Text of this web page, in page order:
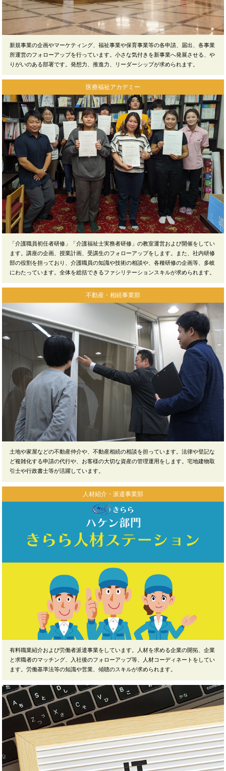
新規事業の企画やマーケティング、福祉事業や保育事業等の各申請、届出、各事業
所運営のフォローアップを行っています。小さな気付きを新事業へ発展させる、や
りがいのある部署です。発想力、推進力、リーダーシップが求められます。
医療福祉アカデミー
「介護職員初任者研修」「介護福祉士実務者研修」の教室運営および開催をしてい
ます。講座の企画、授業計画、受講生のフォローアップをします。また、社内研修
部の役割を担っており、介護職員の知識や技術の相談や、各種研修の企画等、多岐
にわたっています。全体を総括できるファシリテーションスキルが求められます。
不動産・相続事業部
土地や家屋などの不動産仲介や、不動産相続の相談を担っています。法律や登記な
ど複雑化する申請の代行や、お客様の大切な資産の管理運用をします。宅地建物取
引士や行政書士等が活躍しています。
人材紹介・派遣事業部
有料職業紹介および労働者派遣事業をしています。人材を求める企業の開拓、企業
と求職者のマッチング、入社後のフォローアップ等、人材コーディネートをしてい
ます。労働基準法等の知識や営業、傾聴のスキルが求められます。